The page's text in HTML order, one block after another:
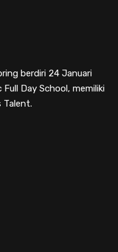
berdiri 24 Januari
Day School, memiliki
Talent.